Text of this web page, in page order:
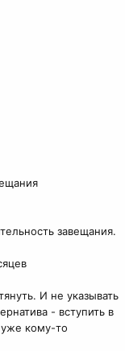
завещания.
И не указывать
- вступить в
уже кому-то